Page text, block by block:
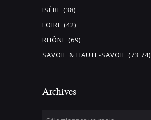
ISÈRE (38)
LOIRE (42)
RHÔNE (69)
SAVOIE & HAUTE-SAVOIE (73 74)
Archives